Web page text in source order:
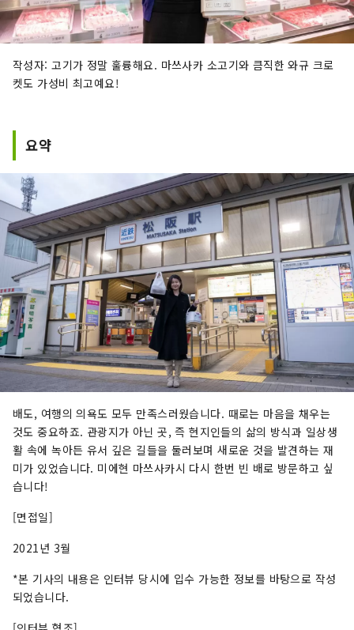
작성자: 고기가 정말 훌륭해요. 마쓰사카 소고기와 큼직한 와규 크로
켓도 가성비 최고예요!
요약
배도, 여행의 의욕도 모두 만족스러웠습니다. 때로는 마음을 채우는
것도 중요하죠. 관광지가 아닌 곳, 즉 현지인들의 삶의 방식과 일상생
활 속에 녹아든 유서 깊은 길들을 둘러보며 새로운 것을 발견하는 재
미가 있었습니다. 미에현 마쓰사카시 다시 한번 빈 배로 방문하고 싶
습니다!
[면접일]
2021년 3월
*본 기사의 내용은 인터뷰 당시에 입수 가능한 정보를 바탕으로 작성
되었습니다.